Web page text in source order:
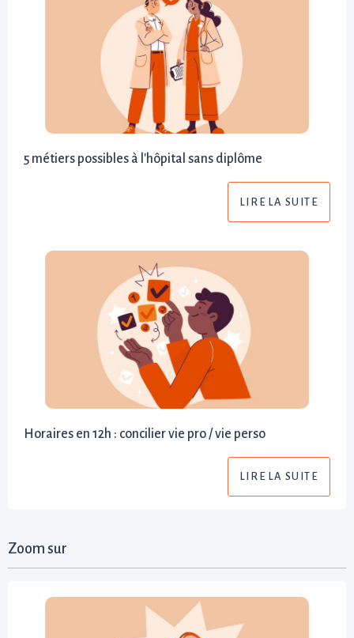
5 métiers possibles à l'hôpital sans diplôme
LIRE LA SUITE
Horaires en 12h : concilier vie pro / vie perso
LIRE LA SUITE
Zoom sur